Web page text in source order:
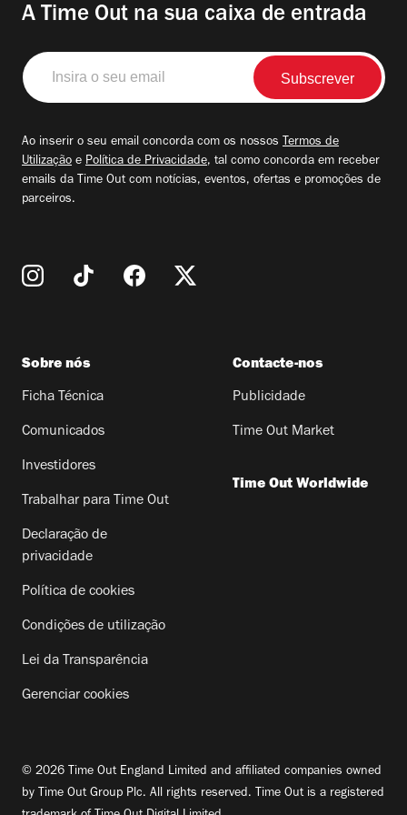
A Time Out na sua caixa de entrada
Insira
o
seu
Ao inserir o seu email concorda com os nossos Termos de
Utilização e Política de Privacidade, tal como concorda em receber
emails da Time Out com notícias, eventos, ofertas e promoções de
parceiros.
Sobre nós
Ficha Técnica
Comunicados
Investidores
Trabalhar para Time Out
Declaração de
privacidade
Política de cookies
Condições de utilização
Lei da Transparência
Gerenciar cookies
Contacte-nos
Publicidade
Time Out Market
Time Out Worldwide
© 2026 Time Out England Limited and affiliated companies owned
by Time Out Group Plc. All rights reserved. Time Out is a registered